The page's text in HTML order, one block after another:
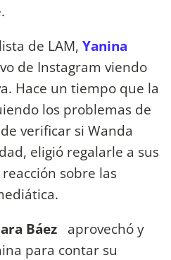
de LAM, Yanina
de Instagram viendo
Hace un tiempo que la
los problemas de
verificar si Wanda
eligió regalarle a sus
sobre las
Báez aprovechó y
para contar su